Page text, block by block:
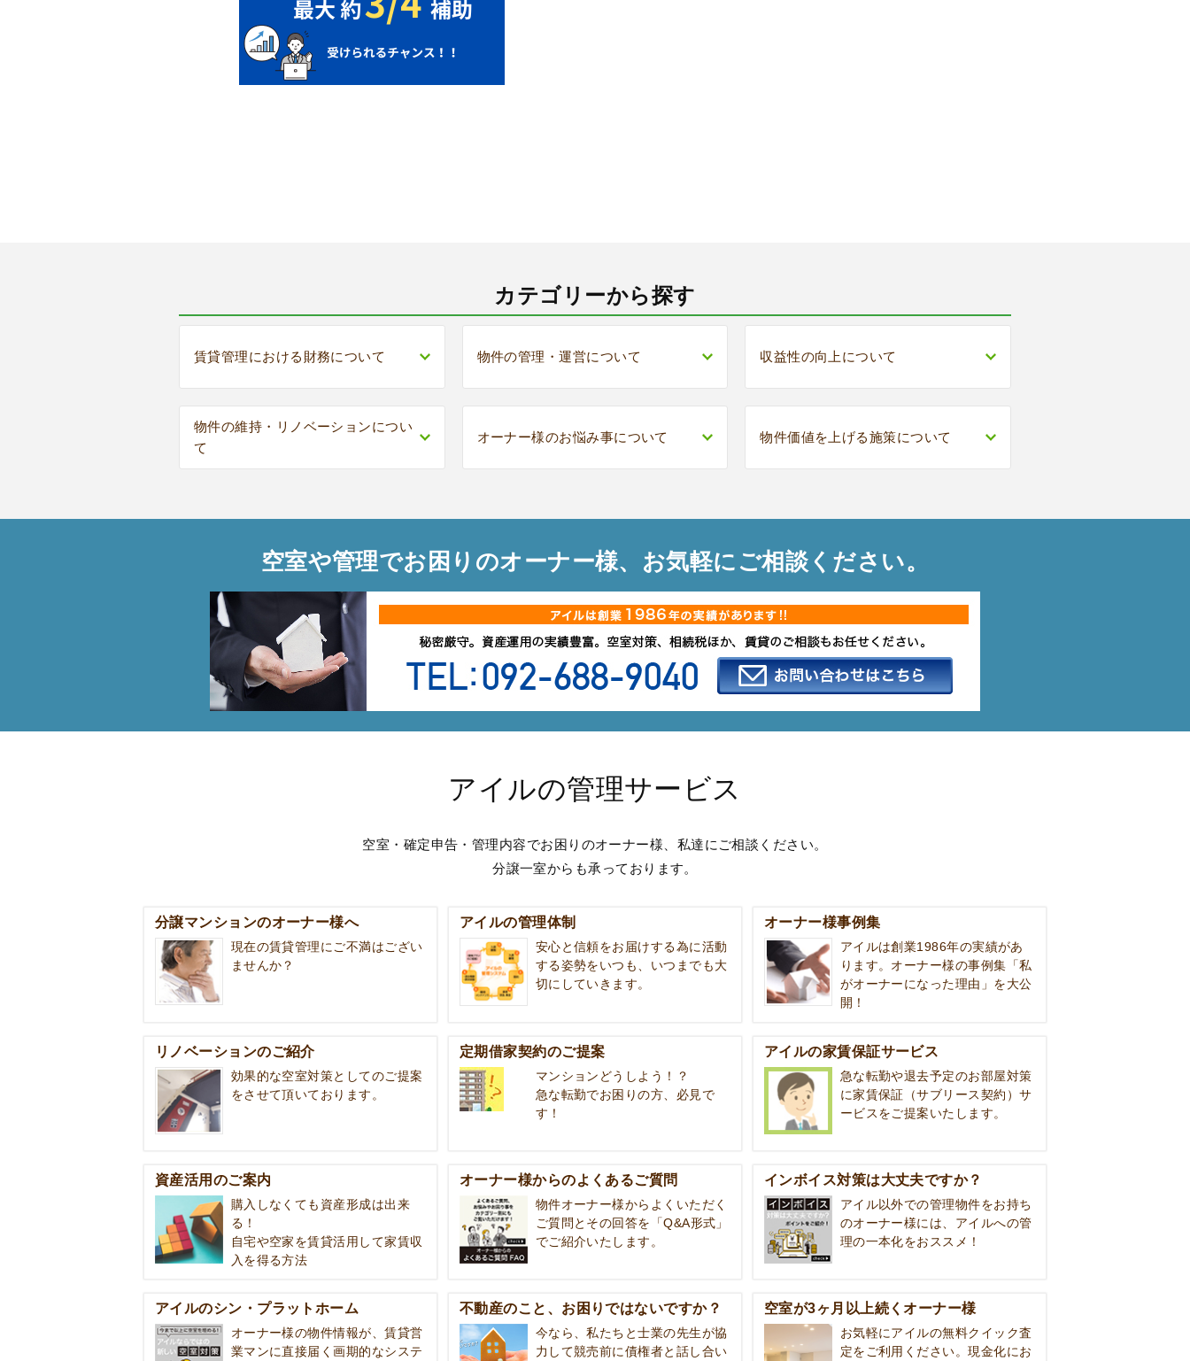
カテゴリーから探す
賃貸管理における財務について 物件の管理・運営について 収益性の向上について
物件の維持・リノベーションについ
て
オーナー様のお悩み事について 物件価値を上げる施策について
空室や管理でお困りのオーナー様、お気軽にご相談ください。
アイルの管理サービス
空室・確定申告・管理内容でお困りのオーナー様、私達にご相談ください。
分譲一室からも承っております。
分譲マンションのオーナー様へ
現在の賃貸管理にご不満はござい
ませんか？
アイルの管理体制
安心と信頼をお届けする為に活動
する姿勢をいつも、いつまでも大
切にしていきます。
オーナー様事例集
アイルは創業1986年の実績があ
ります。オーナー様の事例集「私
がオーナーになった理由」を大公
開！
リノベーションのご紹介
効果的な空室対策としてのご提案
をさせて頂いております。
定期借家契約のご提案
マンションどうしよう！？
急な転勤でお困りの方、必見で
す！
アイルの家賃保証サービス
急な転勤や退去予定のお部屋対策
に家賃保証（サブリース契約）サ
ービスをご提案いたします。
資産活用のご案内
購入しなくても資産形成は出来
る！
自宅や空家を賃貸活用して家賃収
入を得る方法
オーナー様からのよくあるご質問
物件オーナー様からよくいただく
ご質問とその回答を「Q&A形式」
でご紹介いたします。
インボイス対策は大丈夫ですか？
アイル以外での管理物件をお持ち
のオーナー様には、アイルへの管
理の一本化をおススメ！
アイルのシン・プラットホーム
オーナー様の物件情報が、賃貸営
業マンに直接届く画期的なシステ
不動産のこと、お困りではないですか？
今なら、私たちと士業の先生が協
力して競売前に債権者と話し合い
空室が3ヶ月以上続くオーナー様
お気軽にアイルの無料クイック査
定をご利用ください。現金化にお